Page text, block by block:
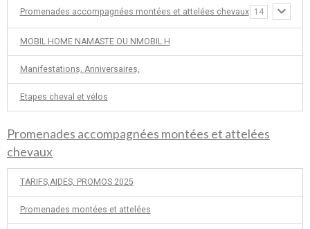
Promenades accompagnées montées et attelées chevaux 14
MOBIL HOME NAMASTE OU NMOBIL H
Manifestations, Anniversaires,
Etapes cheval et vélos
Promenades accompagnées montées et attelées
chevaux
TARIFS,AIDES, PROMOS 2025
Promenades montées et attelées